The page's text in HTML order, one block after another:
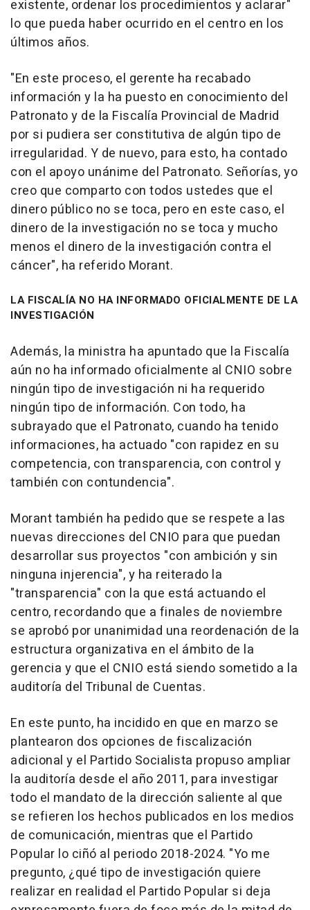
existente, ordenar los procedimientos y aclarar"
lo que pueda haber ocurrido en el centro en los
últimos años.
"En este proceso, el gerente ha recabado
información y la ha puesto en conocimiento del
Patronato y de la Fiscalía Provincial de Madrid
por si pudiera ser constitutiva de algún tipo de
irregularidad. Y de nuevo, para esto, ha contado
con el apoyo unánime del Patronato. Señorías, yo
creo que comparto con todos ustedes que el
dinero público no se toca, pero en este caso, el
dinero de la investigación no se toca y mucho
menos el dinero de la investigación contra el
cáncer", ha referido Morant.
LA FISCALÍA NO HA INFORMADO OFICIALMENTE DE LA
INVESTIGACIÓN
Además, la ministra ha apuntado que la Fiscalía
aún no ha informado oficialmente al CNIO sobre
ningún tipo de investigación ni ha requerido
ningún tipo de información. Con todo, ha
subrayado que el Patronato, cuando ha tenido
informaciones, ha actuado "con rapidez en su
competencia, con transparencia, con control y
también con contundencia".
Morant también ha pedido que se respete a las
nuevas direcciones del CNIO para que puedan
desarrollar sus proyectos "con ambición y sin
ninguna injerencia", y ha reiterado la
"transparencia" con la que está actuando el
centro, recordando que a finales de noviembre
se aprobó por unanimidad una reordenación de la
estructura organizativa en el ámbito de la
gerencia y que el CNIO está siendo sometido a la
auditoría del Tribunal de Cuentas.
En este punto, ha incidido en que en marzo se
plantearon dos opciones de fiscalización
adicional y el Partido Socialista propuso ampliar
la auditoría desde el año 2011, para investigar
todo el mandato de la dirección saliente al que
se refieren los hechos publicados en los medios
de comunicación, mientras que el Partido
Popular lo ciñó al periodo 2018-2024. "Yo me
pregunto, ¿qué tipo de investigación quiere
realizar en realidad el Partido Popular si deja